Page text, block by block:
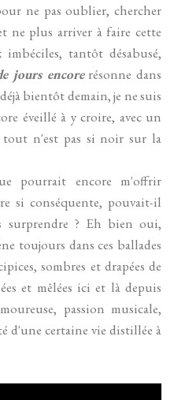
ne pas oublier, chercher
ne plus arriver à faire cette
tantôt désabusé,
jours encorerésonne dans
bientôt demain, je ne suis
éveillé à y croire, avec un
tout n'est pas si noir sur la
pourrait encore m'offrir
si conséquente, pouvait-il
surprendre ? Eh bien oui,
toujours dans ces ballades
sombres et drapées de
et mêlées ici et là depuis
passion musicale,
d'une certaine vie distillée à